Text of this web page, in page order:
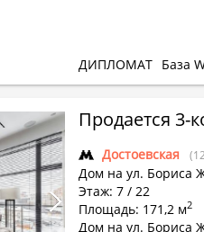
ДИПЛОМАТ База
Продается 3-
Достоевская
Дом на ул. Бориса
Этаж: 7 / 22
Площадь: 171,2 м2
Дом на ул. Бориса